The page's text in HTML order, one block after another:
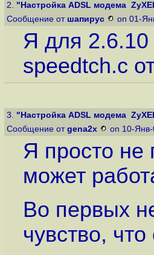
2. "Настройка ADSL модема
Сообщение от шапирус on 01-
Я для 2.6.10
speedtch.c
3. "Настройка ADSL модема
Сообщение от gena2x on 10-
Я просто не
может
Во первых
чувство,